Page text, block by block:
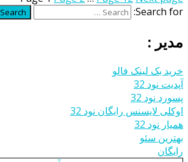
Search for:
Search
مدیر :
خرید بک لینک فالو
آپدیت نود 32
پسورد نود 32
اوکلی لایسنس رایگان نود 32
همیار نود 32
بهترین سئو
رایگان